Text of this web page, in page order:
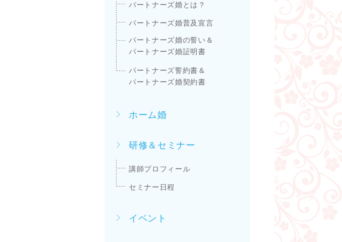
パートナーズ婚とは？
パートナーズ婚普及宣言
パートナーズ婚の誓い＆
パートナーズ婚証明書
パートナーズ誓約書＆
パートナーズ婚契約書
ホーム婚
研修＆セミナー
講師プロフィール
セミナー日程
イベント